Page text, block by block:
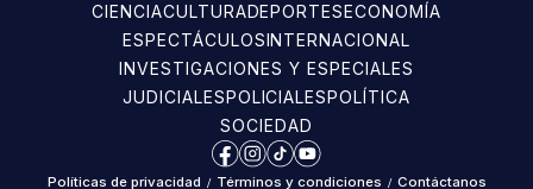
CIENCIACULTURADEPORTESECONOMÍA
ESPECTÁCULOSINTERNACIONAL
INVESTIGACIONES Y ESPECIALES
JUDICIALESPOLICIALESPOLÍTICA
SOCIEDAD
Facebook
Instagram
TikTokYouTube
Políticas de privacidad / Términos y condiciones / Contáctanos